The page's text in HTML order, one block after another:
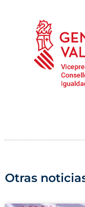
Otras